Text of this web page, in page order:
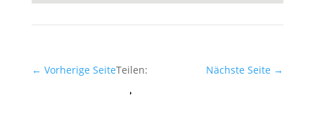
← Vorherige Seite Nächste Seite →
Teilen:
Facebook